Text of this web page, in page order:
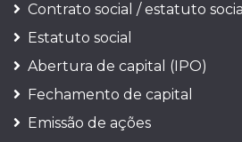
Contrato social / estatuto social
Estatuto social
Abertura de capital (IPO)
Fechamento de capital
Emissão de ações